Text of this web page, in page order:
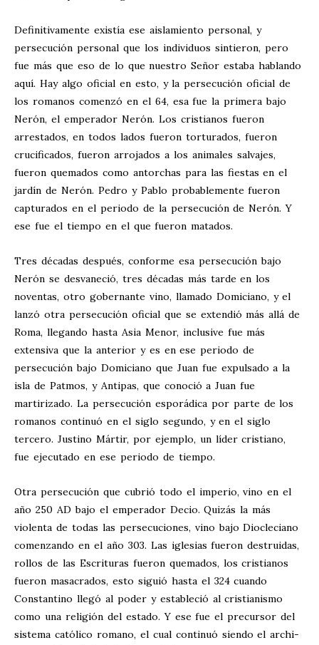
Definitivamente existía ese aislamiento personal, y
persecución personal que los individuos sintieron, pero
fue más que eso de lo que nuestro Señor estaba hablando
aquí. Hay algo oficial en esto, y la persecución oficial de
los romanos comenzó en el 64, esa fue la primera bajo
Nerón, el emperador Nerón. Los cristianos fueron
arrestados, en todos lados fueron torturados, fueron
crucificados, fueron arrojados a los animales salvajes,
fueron quemados como antorchas para las fiestas en el
jardín de Nerón. Pedro y Pablo probablemente fueron
capturados en el periodo de la persecución de Nerón. Y
ese fue el tiempo en el que fueron matados.
Tres décadas después, conforme esa persecución bajo
Nerón se desvaneció, tres décadas más tarde en los
noventas, otro gobernante vino, llamado Domiciano, y el
lanzó otra persecución oficial que se extendió más allá de
Roma, llegando hasta Asia Menor, inclusive fue más
extensiva que la anterior y es en ese periodo de
persecución bajo Domiciano que Juan fue expulsado a la
isla de Patmos, y Antipas, que conoció a Juan fue
martirizado. La persecución esporádica por parte de los
romanos continuó en el siglo segundo, y en el siglo
tercero. Justino Mártir, por ejemplo, un líder cristiano,
fue ejecutado en ese periodo de tiempo.
Otra persecución que cubrió todo el imperio, vino en el
año 250 AD bajo el emperador Decio. Quizás la más
violenta de todas las persecuciones, vino bajo Diocleciano
comenzando en el año 303. Las iglesias fueron destruidas,
rollos de las Escrituras fueron quemados, los cristianos
fueron masacrados, esto siguió hasta el 324 cuando
Constantino llegó al poder y estableció al cristianismo
como una religión del estado. Y ese fue el precursor del
sistema católico romano, el cual continuó siendo el archi-